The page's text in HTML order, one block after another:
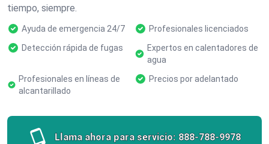
tiempo, siempre.
Ayuda de emergencia 24/7
Profesionales licenciados
Detección rápida de fugas
Expertos en calentadores de
agua
Profesionales en líneas de
alcantarillado
Precios por adelantado
Llama ahora para servicio: 888-788-9978